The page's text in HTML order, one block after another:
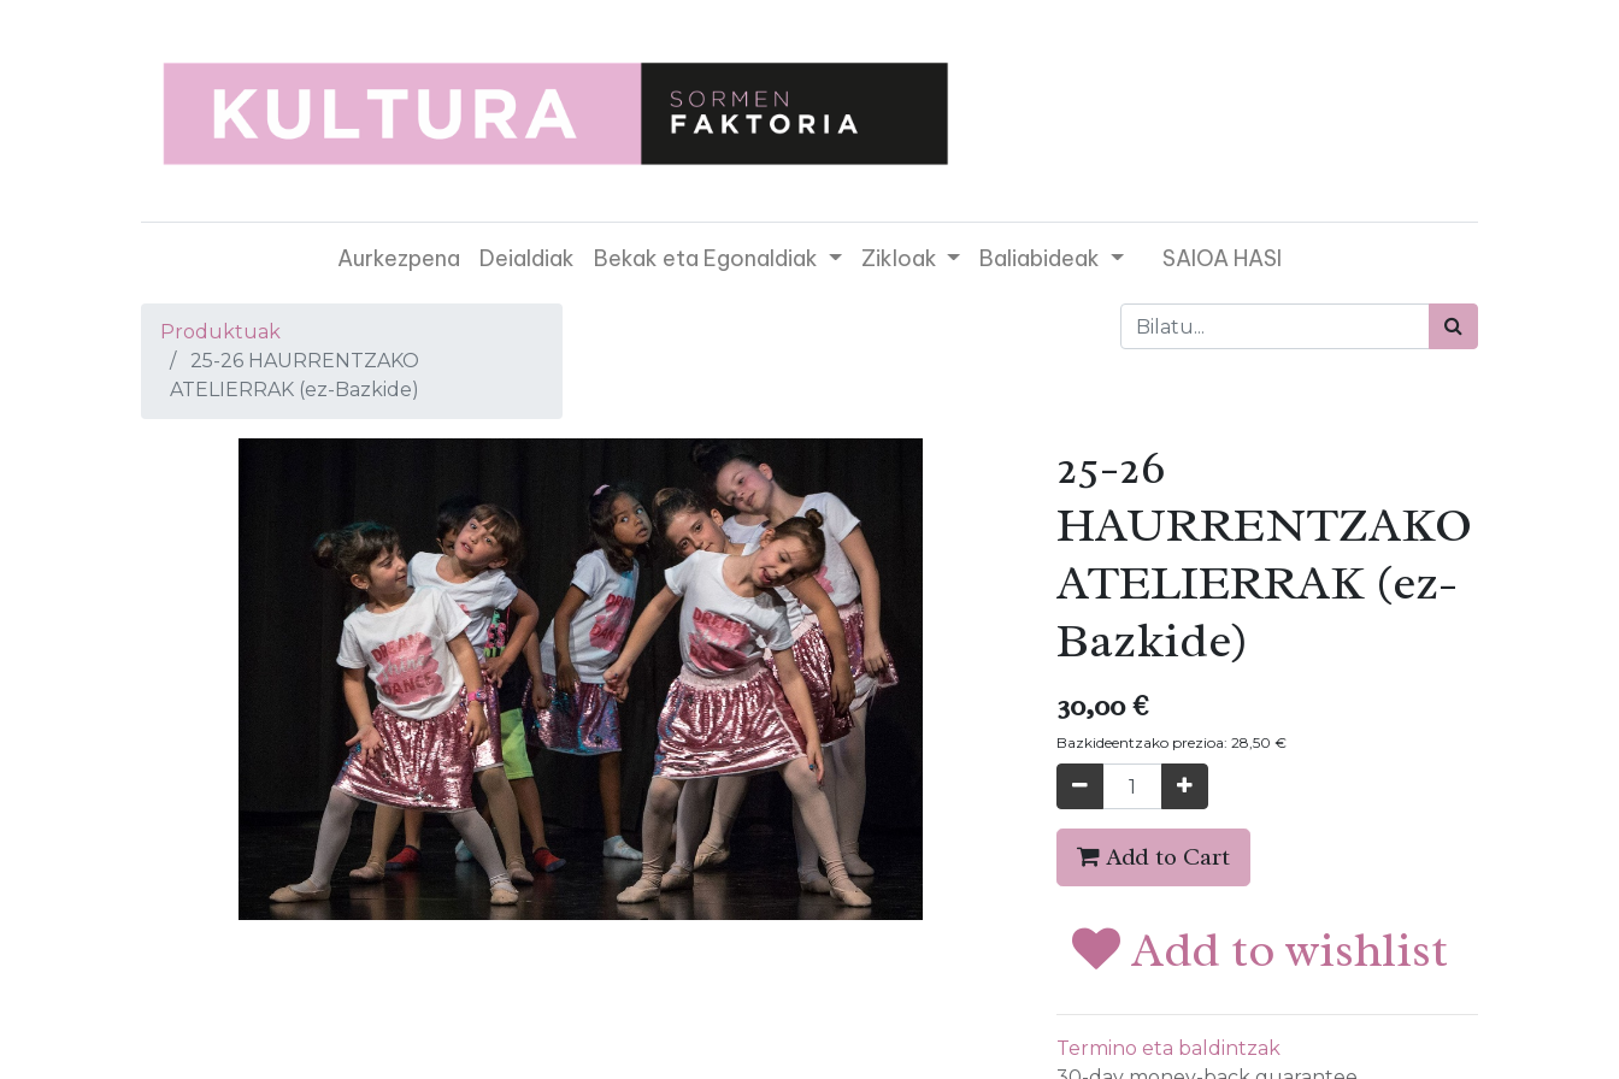
Aurkezpena Deialdiak Bekak eta Egonaldiak Zikloak Baliabideak SAIOA HASI
Produktuak
25-26 HAURRENTZAKO
ATELIERRAK (ez-Bazkide)
25-26
HAURRENTZAKO
ATELIERRAK (ez-
Bazkide)
30,00€
Bazkideentzako prezioa: 28,50 €
Add to Cart
Add to wishlist
Termino eta baldintzak